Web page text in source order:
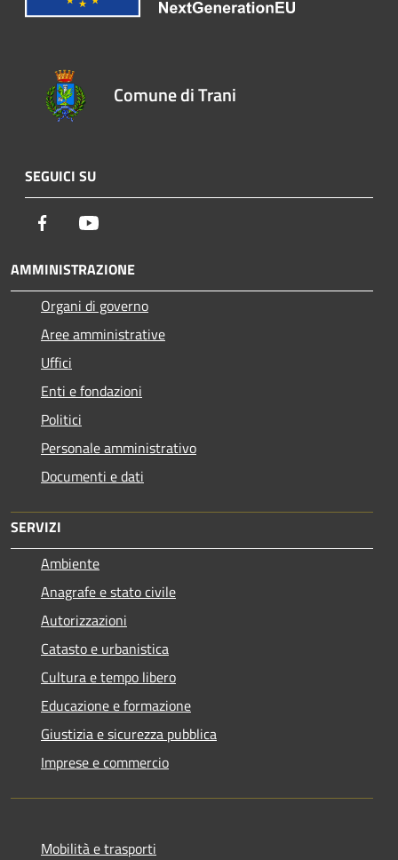
Comune di Trani
SEGUICI SU
Facebook
AMMINISTRAZIONE
Organi di governo
Aree amministrative
Uffici
Enti e fondazioni
Politici
Personale amministrativo
Documenti e dati
SERVIZI
Ambiente
Anagrafe e stato civile
Autorizzazioni
Catasto e urbanistica
Cultura e tempo libero
Educazione e formazione
Giustizia e sicurezza pubblica
Imprese e commercio
Mobilità e trasporti